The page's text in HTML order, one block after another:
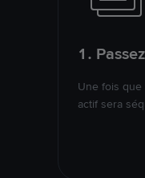
1.
Une fois
actif sera